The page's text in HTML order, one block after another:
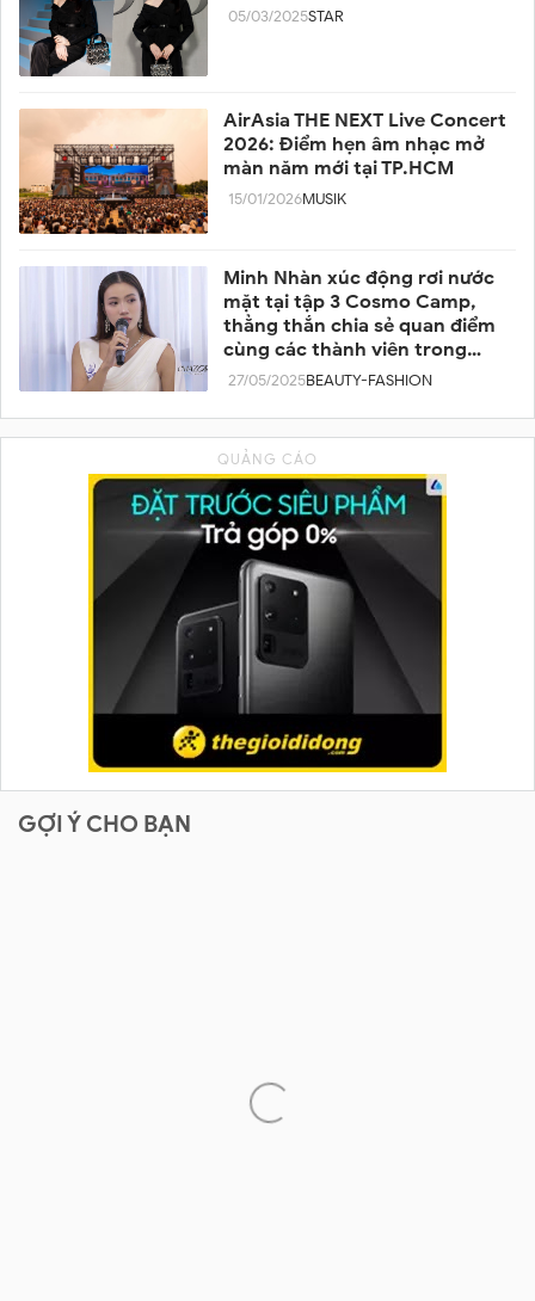
05/03/2025STAR
AirAsia THE NEXT Live Concert
2026: Điểm hẹn âm nhạc mở
màn năm mới tại TP.HCM
15/01/2026MUSIK
Minh Nhàn xúc động rơi nước
mặt tại tập 3 Cosmo Camp,
thẳng thắn chia sẻ quan điểm
cùng các thành viên trong
team
27/05/2025BEAUTY-FASHION
GỢI Ý CHO BẠN